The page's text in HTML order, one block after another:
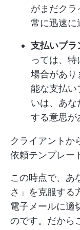
がまだクラ
常に迅速に
支払いプラ
っては、
場合があり
能な支払い
いは、あな
する意思が
クライアントか
依頼テンプレー
この時点で、あ
さ」を克服する
電子メールに適
のです。だから